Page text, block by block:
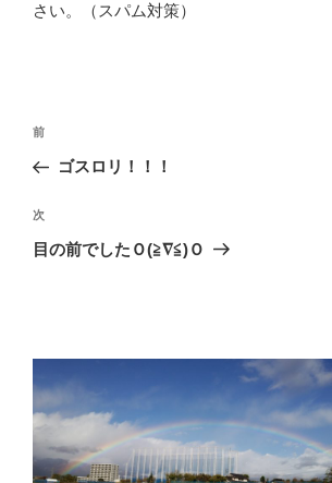
さい。（スパム対策）
投
ナ
ビ
ゲ
ン
前
の
稿
前
ゴスロリ！！！
次
の
次
目の前でしたＯ(≧∇≦)Ｏ